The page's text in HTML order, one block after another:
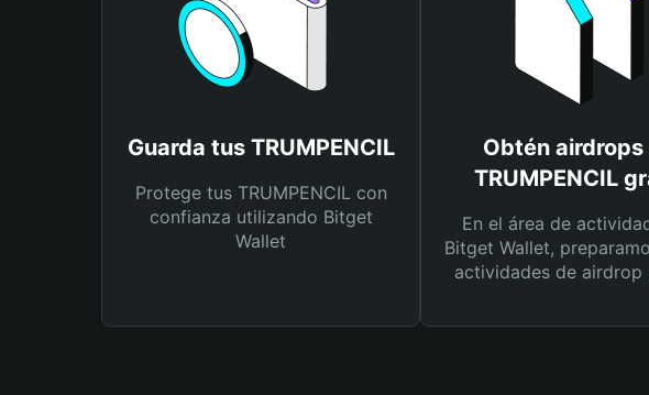
Guarda tus TRUMPENCIL
Protege tus TRUMPENCIL con
confianza utilizando Bitget
Wallet
Obtén airdrops
TRUMPENCIL
En el área de
Bitget Wallet,
actividades de airdrop